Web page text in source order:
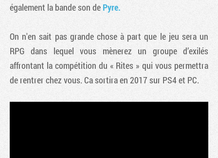
également la bande son de Pyre.
On n'en sait pas grande chose à part que le jeu sera un
RPG dans lequel vous mènerez un groupe d’exilés
affrontant la compétition du « Rites » qui vous permettra
de rentrer chez vous. Ca sortira en 2017 sur PS4 et PC.
Tribune